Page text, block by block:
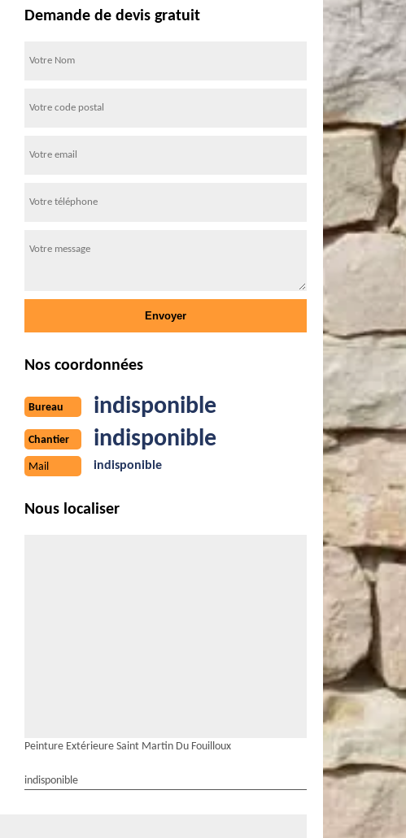
Demande de devis gratuit
Nos coordonnées
Bureau indisponible
Chantier indisponible
Mail indisponible
Nous localiser
Peinture Extérieure Saint Martin Du Fouilloux
indisponible